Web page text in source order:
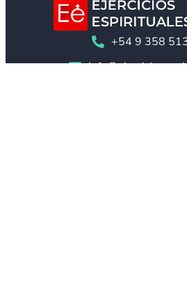
+54 9 358